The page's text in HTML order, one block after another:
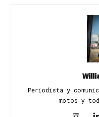
Periodista y
motos y